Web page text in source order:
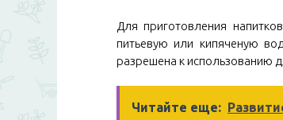
Для приготовления
питьевую или кипяченую
разрешена к использованию
Читайте еще: